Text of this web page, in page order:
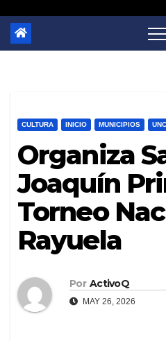
CULTURA INICIO MUNICIPIOS
Organiza
Joaquín
Torneo
Rayuela
Por ActivoQ
MAY 26, 2026